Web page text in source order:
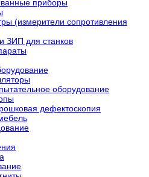
приборы
(измерители сопротивления
ЗИП для станков
оборудование
дефектоскопия